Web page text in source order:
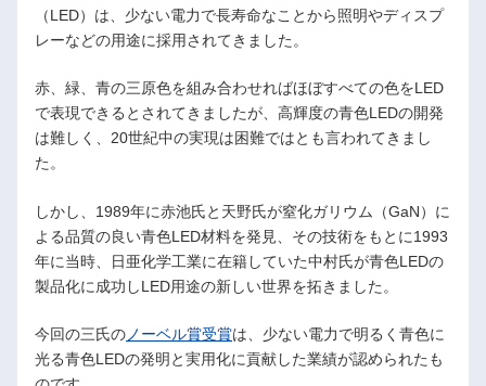
（LED）は、少ない電力で長寿命なことから照明やディスプ
レーなどの用途に採用されてきました。
赤、緑、青の三原色を組み合わせればほぼすべての色をLED
で表現できるとされてきましたが、高輝度の青色LEDの開発
は難しく、20世紀中の実現は困難ではとも言われてきまし
た。
しかし、1989年に赤池氏と天野氏が窒化ガリウム（GaN）に
よる品質の良い青色LED材料を発見、その技術をもとに1993
年に当時、日亜化学工業に在籍していた中村氏が青色LEDの
製品化に成功しLED用途の新しい世界を拓きました。
今回の三氏のノーベル賞受賞は、少ない電力で明るく青色に
光る青色LEDの発明と実用化に貢献した業績が認められたも